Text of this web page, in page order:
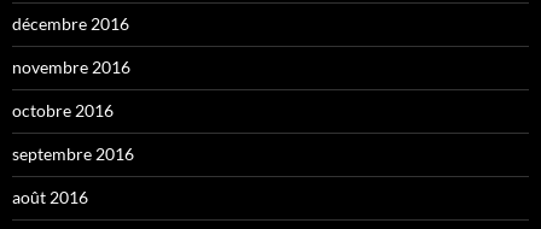
décembre 2016
novembre 2016
octobre 2016
septembre 2016
août 2016